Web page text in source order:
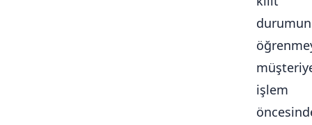
işlem